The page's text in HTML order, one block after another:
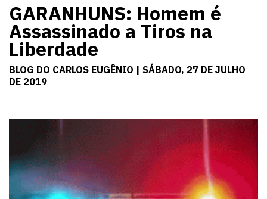
GARANHUNS: Homem é
Assassinado a Tiros na
Liberdade
BLOG DO CARLOS EUGÊNIO | SÁBADO, 27 DE JULHO
DE 2019